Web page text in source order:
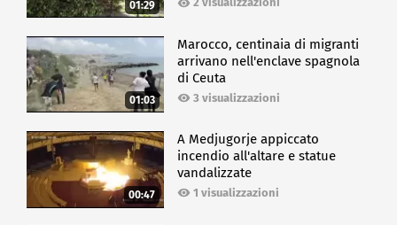
01:29
01:03
Marocco, centinaia di migranti
arrivano nell'enclave spagnola
di Ceuta
3 visualizzazioni
00:47
A Medjugorje appiccato
incendio all'altare e statue
vandalizzate
1 visualizzazioni